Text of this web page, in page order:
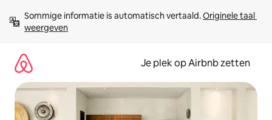
direct
naar
Sommige informatie is automatisch vertaald. Originele taal
weergeven
Je plek op Airbnb zetten